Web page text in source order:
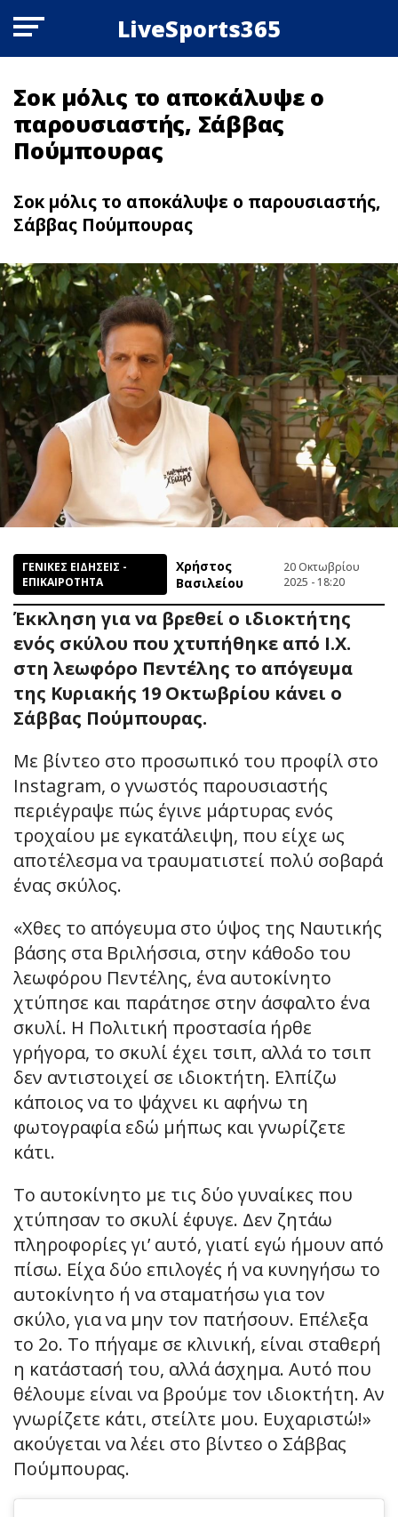
LiveSports365
Σoκ μόλις το αποκάλυψε ο
παρουσιαστής, Σάββας
Πούμπουρας
Σoκ μόλις το αποκάλυψε ο παρουσιαστής,
Σάββας Πούμπουρας
ΓΕΝΙΚΕΣ ΕΙΔΗΣΕΙΣ -
ΕΠΙΚΑΙΡΟΤΗΤΑ
Χρήστος
Βασιλείου
20 Οκτωβρίου
2025 - 18:20
Έκκληση για να βρεθεί ο ιδιοκτήτης
ενός σκύλου που χτυπήθηκε από Ι.Χ.
στη λεωφόρο Πεντέλης το απόγευμα
της Κυριακής 19 Οκτωβρίου κάνει ο
Σάββας Πούμπουρας.
Με βίντεο στο προσωπικό του προφίλ στο
Instagram, ο γνωστός παρουσιαστής
περιέγραψε πώς έγινε μάρτυρας ενός
τροχαίου με εγκατάλειψη, που είχε ως
αποτέλεσμα να τραυματιστεί πολύ σοβαρά
ένας σκύλος.
«Χθες το απόγευμα στο ύψος της Ναυτικής
βάσης στα Βριλήσσια, στην κάθοδο του
λεωφόρου Πεντέλης, ένα αυτοκίνητο
χτύπησε και παράτησε στην άσφαλτο ένα
σκυλί. Η Πολιτική προστασία ήρθε
γρήγορα, το σκυλί έχει τσιπ, αλλά το τσιπ
δεν αντιστοιχεί σε ιδιοκτήτη. Ελπίζω
κάποιος να το ψάχνει κι αφήνω τη
φωτογραφία εδώ μήπως και γνωρίζετε
κάτι.
Το αυτοκίνητο με τις δύο γυναίκες που
χτύπησαν το σκυλί έφυγε. Δεν ζητάω
πληροφορίες γι’ αυτό, γιατί εγώ ήμουν από
πίσω. Είχα δύο επιλογές ή να κυνηγήσω το
αυτοκίνητο ή να σταματήσω για τον
σκύλο, για να μην τον πατήσουν. Επέλεξα
το 2ο. Το πήγαμε σε κλινική, είναι σταθερή
η κατάστασή του, αλλά άσχημα. Αυτό που
θέλουμε είναι να βρούμε τον ιδιοκτήτη. Αν
γνωρίζετε κάτι, στείλτε μου. Ευχαριστώ!»
ακούγεται να λέει στο βίντεο ο Σάββας
Πούμπουρας.